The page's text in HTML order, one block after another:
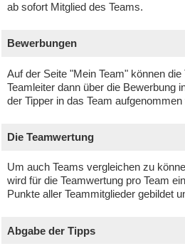
ab sofort Mitglied des Teams.
Bewerbungen
Auf der Seite "Mein Team" können
Teamleiter dann über die Bewerbung
der Tipper in das Team aufgenommen
Die Teamwertung
Um auch Teams vergleichen zu
wird für die Teamwertung pro Team
Punkte aller Teammitglieder gebildet
Abgabe der Tipps